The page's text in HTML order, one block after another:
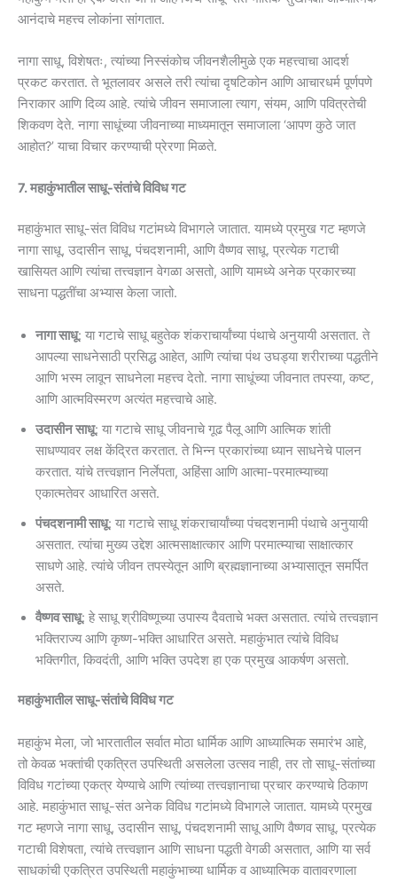
आनंदाचे महत्त्व लोकांना सांगतात.
नागा साधू, विशेषतः, त्यांच्या निस्संकोच जीवनशैलीमुळे एक महत्त्वाचा आदर्श
प्रकट करतात. ते भूतलावर असले तरी त्यांचा दृषटिकोन आणि आचारधर्म पूर्णपणे
निराकार आणि दिव्य आहे. त्यांचे जीवन समाजाला त्याग, संयम, आणि पवित्रतेची
शिकवण देते. नागा साधूंच्या जीवनाच्या माध्यमातून समाजाला ‘आपण कुठे जात
आहोत?’ याचा विचार करण्याची प्रेरणा मिळते.
7. महाकुंभातील साधू-संतांचे विविध गट
महाकुंभात साधू-संत विविध गटांमध्ये विभागले जातात. यामध्ये प्रमुख गट म्हणजे
नागा साधू, उदासीन साधू, पंचदशनामी, आणि वैष्णव साधू. प्रत्येक गटाची
खासियत आणि त्यांचा तत्त्वज्ञान वेगळा असतो, आणि यामध्ये अनेक प्रकारच्या
साधना पद्धतींचा अभ्यास केला जातो.
नागा साधू: या गटाचे साधू बहुतेक शंकराचार्यांच्या पंथाचे अनुयायी असतात. ते
आपल्या साधनेसाठी प्रसिद्ध आहेत, आणि त्यांचा पंथ उघड्या शरीराच्या पद्धतीने
आणि भस्म लावून साधनेला महत्त्व देतो. नागा साधूंच्या जीवनात तपस्या, कष्ट,
आणि आत्मविस्मरण अत्यंत महत्त्वाचे आहे.
उदासीन साधू: या गटाचे साधू जीवनाचे गूढ पैलू आणि आत्मिक शांती
साधण्यावर लक्ष केंद्रित करतात. ते भिन्न प्रकारांच्या ध्यान साधनेचे पालन
करतात. यांचे तत्त्वज्ञान निर्लेपता, अहिंसा आणि आत्मा-परमात्म्याच्या
एकात्मतेवर आधारित असते.
पंचदशनामी साधू: या गटाचे साधू शंकराचार्यांच्या पंचदशनामी पंथाचे अनुयायी
असतात. त्यांचा मुख्य उद्देश आत्मसाक्षात्कार आणि परमात्म्याचा साक्षात्कार
साधणे आहे. त्यांचे जीवन तपस्येतून आणि ब्रह्मज्ञानाच्या अभ्यासातून समर्पित
असते.
वैष्णव साधू: हे साधू श्रीविष्णूच्या उपास्य दैवताचे भक्त असतात. त्यांचे तत्त्वज्ञान
भक्तिराज्य आणि कृष्ण-भक्ति आधारित असते. महाकुंभात त्यांचे विविध
भक्तिगीत, किवदंती, आणि भक्ति उपदेश हा एक प्रमुख आकर्षण असतो.
महाकुंभातील साधू-संतांचे विविध गट
महाकुंभ मेला, जो भारतातील सर्वात मोठा धार्मिक आणि आध्यात्मिक समारंभ आहे,
तो केवळ भक्तांची एकत्रित उपस्थिती असलेला उत्सव नाही, तर तो साधू-संतांच्या
विविध गटांच्या एकत्र येण्याचे आणि त्यांच्या तत्त्वज्ञानाचा प्रचार करण्याचे ठिकाण
आहे. महाकुंभात साधू-संत अनेक विविध गटांमध्ये विभागले जातात. यामध्ये प्रमुख
गट म्हणजे नागा साधू, उदासीन साधू, पंचदशनामी साधू आणि वैष्णव साधू. प्रत्येक
गटाची विशेषता, त्यांचे तत्त्वज्ञान आणि साधना पद्धती वेगळी असतात, आणि या सर्व
साधकांची एकत्रित उपस्थिती महाकुंभाच्या धार्मिक व आध्यात्मिक वातावरणाला